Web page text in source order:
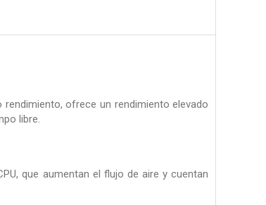
ofrece un rendimiento elevado
libre.
que aumentan el flujo de aire y cuentan